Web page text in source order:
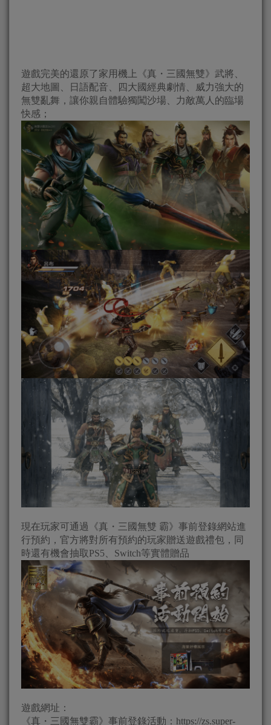
遊戲完美的還原了家用機上《真・三國無雙》武將、
超大地圖、日語配音、四大國經典劇情、威力強大的
無雙亂舞，讓你親自體驗獨闖沙場、力敵萬人的臨場
快感；
現在玩家可通過《真・三國無雙 霸》事前登錄網站進
行預約，官方將對所有預約的玩家贈送遊戲禮包，同
時還有機會抽取PS5、Switch等實體贈品
遊戲網址：
《真・三國無雙霸》事前登錄活動：https://zs.super-